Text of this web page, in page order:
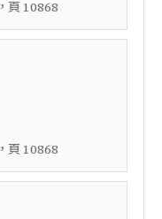
，頁 10868
，頁 10868